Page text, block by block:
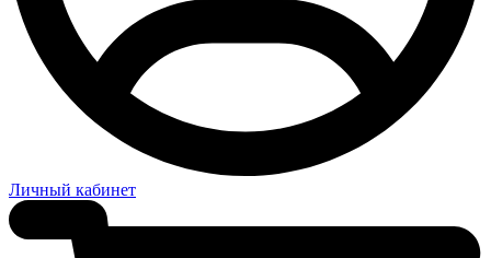
Личный кабинет